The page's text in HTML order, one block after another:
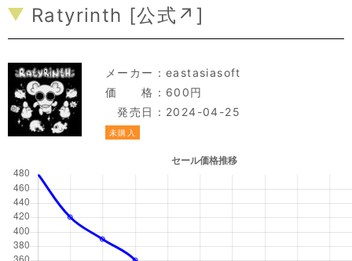
Ratyrinth [公式↗ ]
メーカー： eastasiasoft
価 格：600円
発売日：2024-04-25
未購入